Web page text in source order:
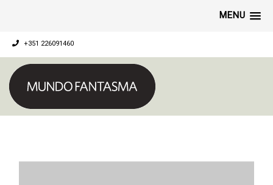
MENU
+351 226091460